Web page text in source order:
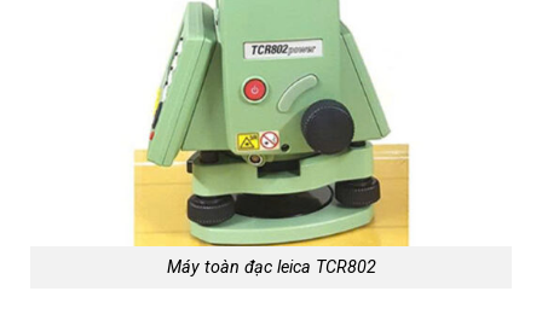
Máy toàn đạc leica TCR802